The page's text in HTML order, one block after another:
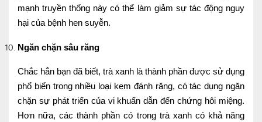
mạnh truyền thống này có thể làm giảm sự tác động nguy
hại của bệnh hen suyễn.
Ngăn chặn sâu răng
Chắc hẳn bạn đã biết, trà xanh là thành phần được sử dụng
phổ biến trong nhiều loại kem đánh răng, có tác dụng ngăn
chặn sự phát triển của vi khuẩn dẫn đến chứng hôi miệng.
Hơn nữa, các thành phần có trong trà xanh có khả năng